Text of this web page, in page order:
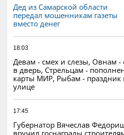
Дед из Самарской области
передал мошенникам газеты
вместо денег
18:03
Девам - смех и слезы, Овнам -
в дверь, Стрельцам -
карты МИР, Рыбам - праздник
улице
17:45
Губернатор Вячеслав
вручил госнаграды